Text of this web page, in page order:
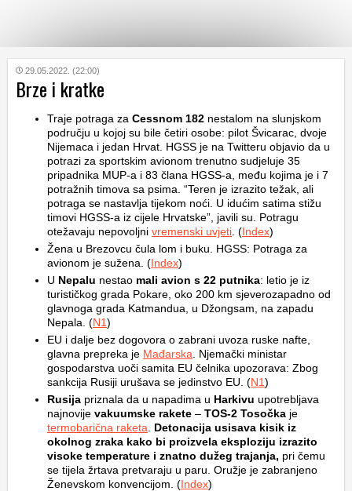
KATEGORIJE
HRVATSKI
WEB
29.05.2022. (22:00)
Brze i kratke
Traje potraga za Cessnom 182 nestalom na slunjskom
području u kojoj su bile četiri osobe: pilot Švicarac, dvoje
Nijemaca i jedan Hrvat. HGSS je na Twitteru objavio da u
potrazi za sportskim avionom trenutno sudjeluje 35
pripadnika MUP-a i 83 člana HGSS-a, među kojima je i 7
potražnih timova sa psima. “Teren je izrazito težak, ali
potraga se nastavlja tijekom noći. U idućim satima stižu
timovi HGSS-a iz cijele Hrvatske”, javili su. Potragu
otežavaju nepovoljni vremenski uvjeti . (Index)
Žena u Brezovcu čula lom i buku. HGSS: Potraga za
avionom je sužena. (Index)
U Nepalu nestao mali avion s 22 putnika: letio je iz
turističkog grada Pokare, oko 200 km sjeverozapadno od
glavnoga grada Katmandua, u Džongsam, na zapadu
Nepala. (N1)
EU i dalje bez dogovora o zabrani uvoza ruske nafte,
glavna prepreka je Mađarska . Njemački ministar
gospodarstva uoči samita EU čelnika upozorava: Zbog
sankcija Rusiji urušava se jedinstvo EU. (N1)
Rusija priznala da u napadima u Harkivu upotrebljava
najnovije vakuumske rakete – TOS-2 Tosočka je
termobarična raketa
Detonacija usisava kisik iz
okolnog zraka kako bi proizvela eksploziju izrazito
visoke temperature i znatno dužeg trajanja, pri čemu
se tijela žrtava pretvaraju u paru. Oružje je zabranjeno
Ženevskom konvencijom. (Index)